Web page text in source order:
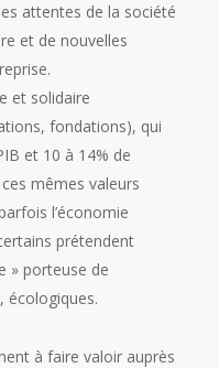
attentes de la société
et de nouvelles
et solidaire
fondations), qui
et 10 à 14% de
mêmes valeurs
l’économie
prétendent
» porteuse de
écologiques.
à faire valoir auprès